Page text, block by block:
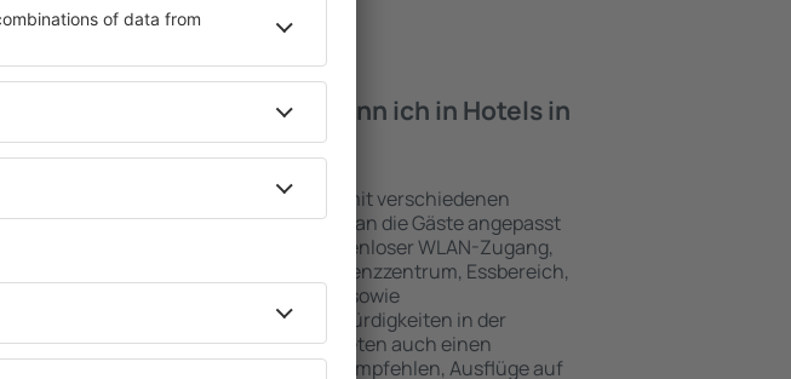
Welche Annehmlichkeiten kann ich in Hotels in
in Echten finden?
Hotels in in Echten sind Einrichtungen mit verschiedenen
Standards sowie Annehmlichkeiten, die an die Gäste angepasst
sind . Zu den beliebtesten gehören kostenloser WLAN-Zugang,
SPA-Zone, Bar / Safe im Zimmer, Konferenzzentrum, Essbereich,
Kinderspielecke, kostenlose Parkplätze sowie
Informationsbroschüren über Sehenswürdigkeiten in der
Umgebung. Einige der Einrichtungen bieten auch einen
Transport vom/zum Flughafen an oder empfehlen, Ausflüge auf